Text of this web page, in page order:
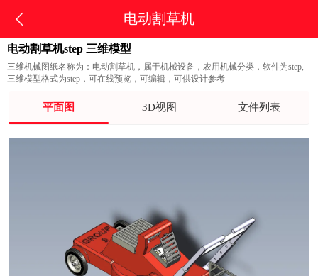
电动割草机
电动割草机step 三维模型
三维机械图纸名称为：电动割草机，属于机械设备，农用机械分类，软件为step,
三维模型格式为step，可在线预览，可编辑，可供设计参考
平面图 3D视图 文件列表